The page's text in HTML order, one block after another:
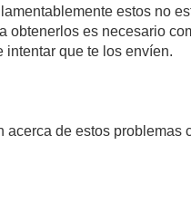
estos no
obtenerlos es necesario
intentar que te los envíen.
acerca de estos problemas